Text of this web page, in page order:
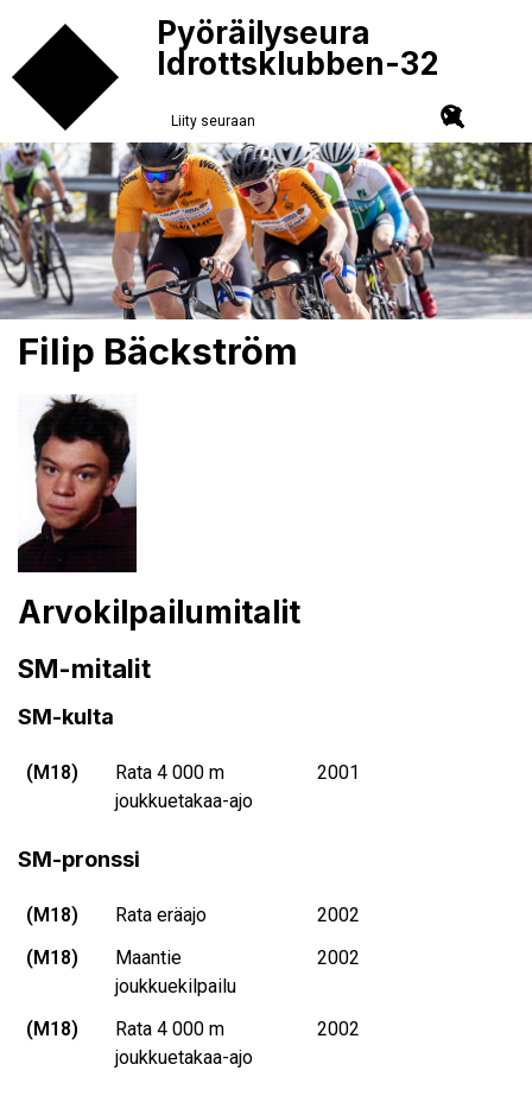
Pyöräilyseura
Idrottsklubben-32
Liity seuraan
Filip Bäckström
Arvokilpailumitalit
SM-mitalit
SM-kulta
(M18)
Rata 4 000 m
joukkuetakaa-ajo
2001
SM-pronssi
(M18) Rata eräajo
2002
(M18)
Maantie
joukkuekilpailu
2002
(M18)
Rata 4 000 m
joukkuetakaa-ajo
2002